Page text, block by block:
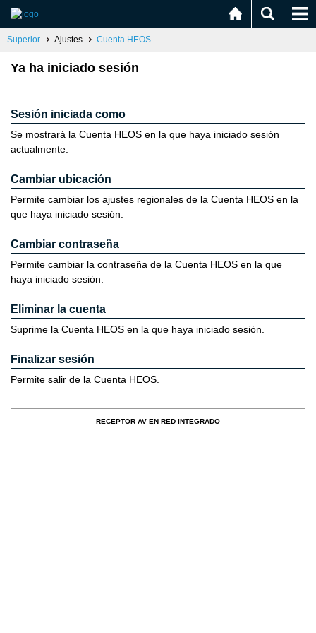
Superior Ajustes Cuenta HEOS
Ya ha iniciado sesión
Sesión iniciada como
Se mostrará la Cuenta HEOS en la que haya iniciado sesión
actualmente.
Cambiar ubicación
Permite cambiar los ajustes regionales de la Cuenta HEOS en la
que haya iniciado sesión.
Cambiar contraseña
Permite cambiar la contraseña de la Cuenta HEOS en la que
haya iniciado sesión.
Eliminar la cuenta
Suprime la Cuenta HEOS en la que haya iniciado sesión.
Finalizar sesión
Permite salir de la Cuenta HEOS.
RECEPTOR AV EN RED INTEGRADO